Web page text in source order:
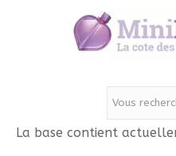
La base contient